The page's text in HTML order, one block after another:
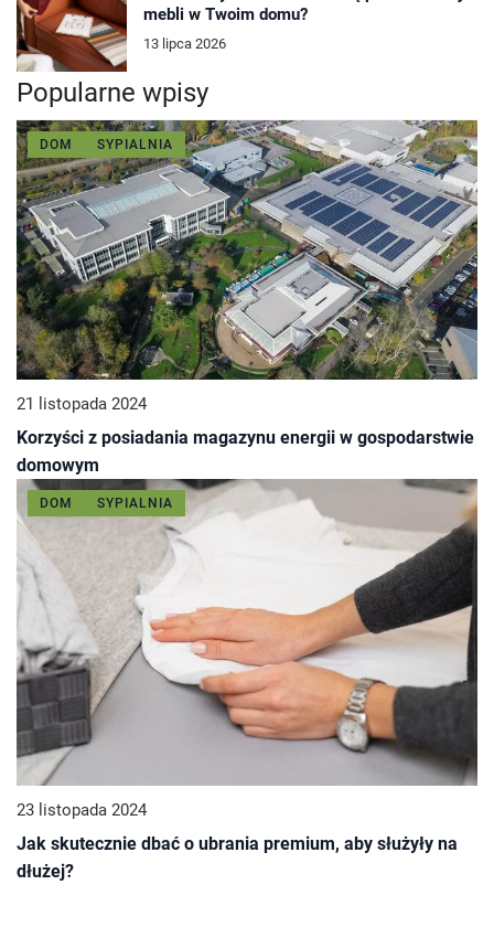
mebli w Twoim domu?
13 lipca 2026
Popularne wpisy
DOM SYPIALNIA
21 listopada 2024
Korzyści z posiadania magazynu energii w gospodarstwie
domowym
DOM SYPIALNIA
23 listopada 2024
Jak skutecznie dbać o ubrania premium, aby służyły na
dłużej?